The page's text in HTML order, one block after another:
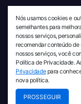
Nós usamos cookies e
semelhantes para
nossos serviços,
recomendar conteúdo de
nossos serviços, você
Política de Privacidade.
Privacidadepara
nova política.
PROSSEGUIR